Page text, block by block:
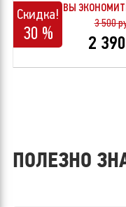
Скидка!
30 %
ВЫ
3 500
2 390
ПОЛЕЗНО